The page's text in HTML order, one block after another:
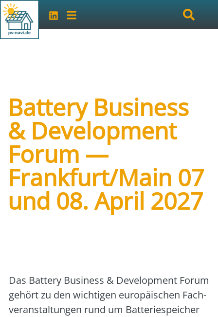
Battery Business
& Development
Forum —
Frankfurt/Main 07
und 08. April 2027
Das Bat­tery Busi­ness & Deve­lo­p­ment Forum
gehört zu den wich­ti­gen euro­päi­schen Fach­
ver­an­stal­tun­gen rund um Bat­te­rie­spei­cher